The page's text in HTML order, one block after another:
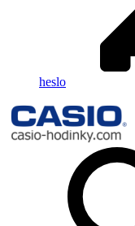
heslo